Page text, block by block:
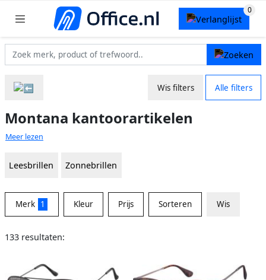
Wis filters Alle filters
Montana kantoorartikelen
Meer lezen
Leesbrillen Zonnebrillen
Merk 1 Kleur Prijs Sorteren Wis
133 resultaten: